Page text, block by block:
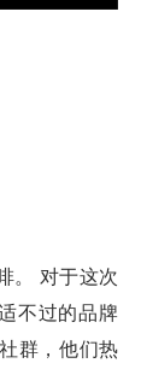
。 对于这次
不过的品牌
群，他们热